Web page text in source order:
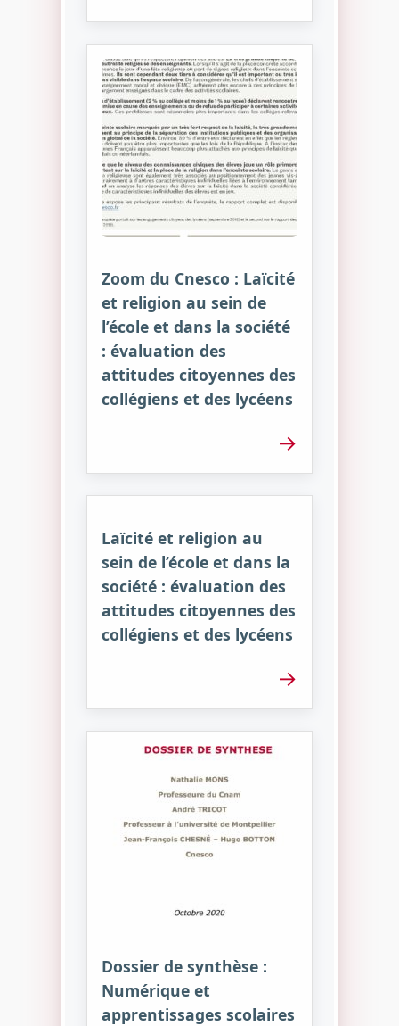
Zoom du Cnesco : Laïcité
et religion au sein de
l’école et dans la société
: évaluation des
attitudes citoyennes des
collégiens et des lycéens
→
Laïcité et religion au
sein de l’école et dans la
société : évaluation des
attitudes citoyennes des
collégiens et des lycéens
→
Dossier de synthèse :
Numérique et
apprentissages scolaires